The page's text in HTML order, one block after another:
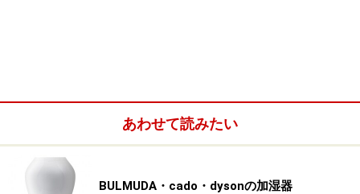
【編集部おすすめの購入サイト】
あわせて読みたい
BULMUDA・cado・dysonの加湿器